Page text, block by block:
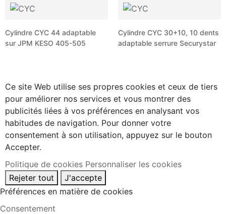
Cylindre CYC 44 adaptable
sur JPM KESO 405-505
Cylindre CYC 30+10, 10 dents
adaptable serrure Securystar
Ce site Web utilise ses propres cookies et ceux de tiers
pour améliorer nos services et vous montrer des
publicités liées à vos préférences en analysant vos
habitudes de navigation. Pour donner votre
consentement à son utilisation, appuyez sur le bouton
Accepter.
Politique de cookies Personnaliser les cookies
Rejeter tout
J'accepte
Préférences en matière de cookies
Consentement